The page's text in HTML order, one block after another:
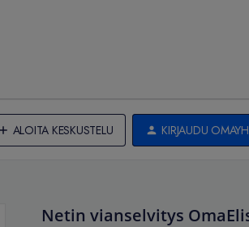
ALOITA KESKUSTELU KIRJAUDU
Netin vianselvitys